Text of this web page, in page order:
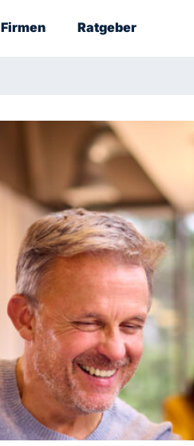
Firmen Ratgeber